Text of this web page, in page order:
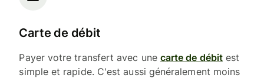
Carte de débit
Payer votre transfert avec une carte de débit est
simple et rapide. C'est aussi généralement moins